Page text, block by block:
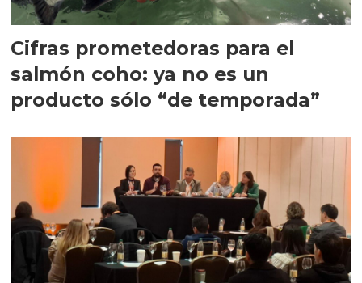
Cifras prometedoras para el
salmón coho: ya no es un
producto sólo “de temporada”